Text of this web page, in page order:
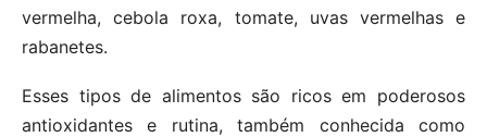
vermelha, cebola roxa, tomate, uvas vermelhas e
rabanetes.
Esses tipos de alimentos são ricos em poderosos
antioxidantes e rutina, também conhecida como